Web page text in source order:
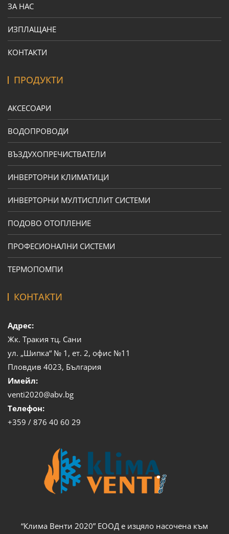
ЗА НАС
ИЗПЛАЩАНЕ
КОНТАКТИ
ПРОДУКТИ
АКСЕСОАРИ
ВОДОПРОВОДИ
ВЪЗДУХОПРЕЧИСТВАТЕЛИ
ИНВЕРТОРНИ КЛИМАТИЦИ
ИНВЕРТОРНИ МУЛТИСПЛИТ СИСТЕМИ
ПОДОВО ОТОПЛЕНИЕ
ПРОФЕСИОНАЛНИ СИСТЕМИ
ТЕРМОПОМПИ
КОНТАКТИ
Адрес:
Жк. Тракия тц. Сани
ул. „Шипка“ № 1, ет. 2, офис №11
Пловдив 4023, България
Имейл:
venti2020@abv.bg
Телефон:
+359 / 876 40 60 29
“Клима Венти 2020” ЕООД е изцяло насочена към